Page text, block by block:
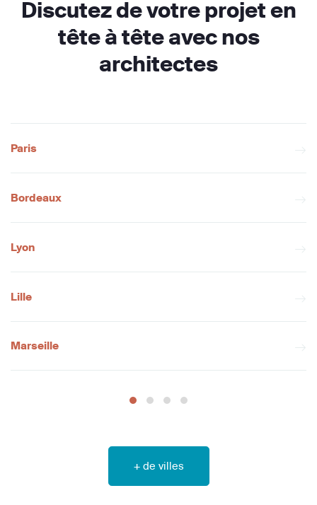
Discutez de votre projet en
tête à tête avec nos
architectes
Paris
Bordeaux
Lyon
Lille
Marseille
+ de villes